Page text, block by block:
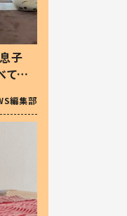
息子
てを
編集部